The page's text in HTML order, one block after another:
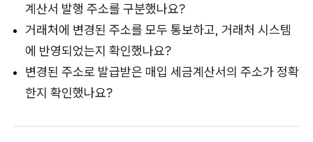
계산서 발행 주소를 구분했나요?
거래처에 변경된 주소를 모두 통보하고, 거래처 시스템
에 반영되었는지 확인했나요?
변경된 주소로 발급받은 매입 세금계산서의 주소가 정확
한지 확인했나요?